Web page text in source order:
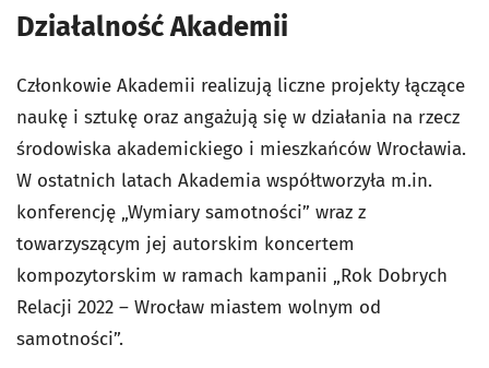
Działalność Akademii
Członkowie Akademii realizują liczne projekty łączące
naukę i sztukę oraz angażują się w działania na rzecz
środowiska akademickiego i mieszkańców Wrocławia.
W ostatnich latach Akademia współtworzyła m.in.
konferencję „Wymiary samotności” wraz z
towarzyszącym jej autorskim koncertem
kompozytorskim w ramach kampanii „Rok Dobrych
Relacji 2022 – Wrocław miastem wolnym od
samotności”.